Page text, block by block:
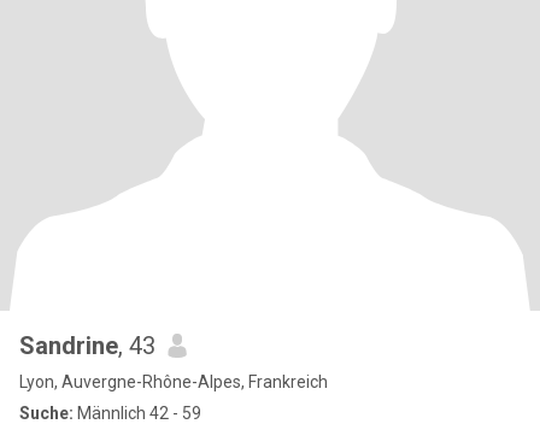
Sandrine, 43
Lyon, Auvergne-Rhône-Alpes, Frankreich
Suche: Männlich 42 - 59